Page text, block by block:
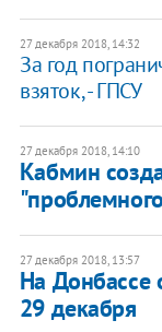
27 декабря 2018, 14:32
За год
взяток, - ГПСУ
27 декабря 2018, 14:10
Кабмин
27 декабря 2018, 13:57
На Донбассе
29 декабря